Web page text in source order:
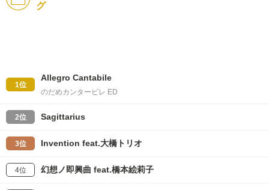
グ
1位
Allegro Cantabile
のだめカンタービレ ED
2位 Sagittarius
3位 Invention feat.大橋トリオ
4位 幻想ノ即興曲 feat.橋本絵莉子